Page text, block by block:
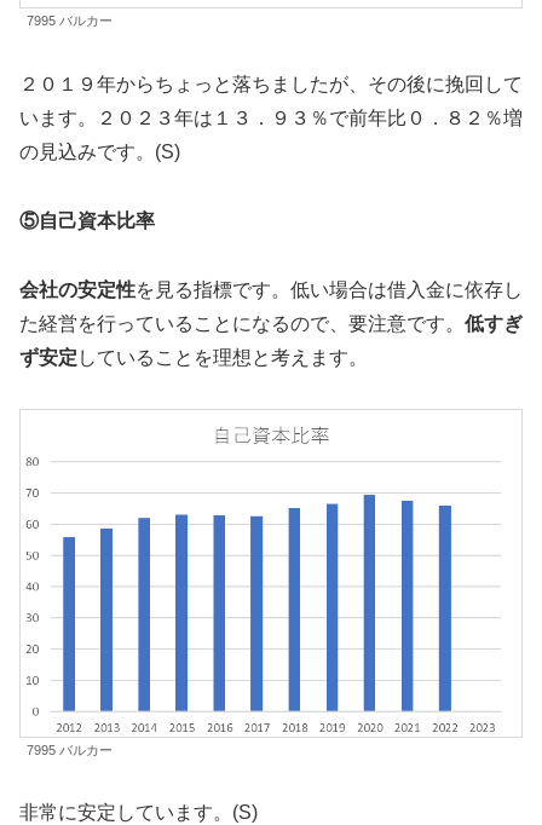
7995 バルカー
２０１９年からちょっと落ちましたが、その後に挽回して
います。２０２３年は１３．９３％で前年比０．８２％増
の見込みです。(S)
⑤自己資本比率
会社の安定性を見る指標です。低い場合は借入金に依存し
た経営を行っていることになるので、要注意です。 低すぎ
ず安定 していることを理想と考えます。
7995 バルカー
非常に安定しています。(S)